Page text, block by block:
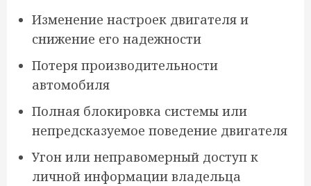
Изменение настроек двигателя и
снижение его надежности
Потеря производительности
автомобиля
Полная блокировка системы или
непредсказуемое поведение двигателя
Угон или неправомерный доступ к
личной информации владельца